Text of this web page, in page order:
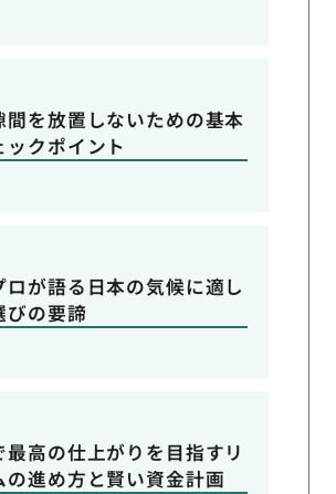
間を放置しないための基本
ックポイント
ロが語る日本の気候に適し
びの要諦
最高の仕上がりを目指すリ
の進め方と賢い資金計画